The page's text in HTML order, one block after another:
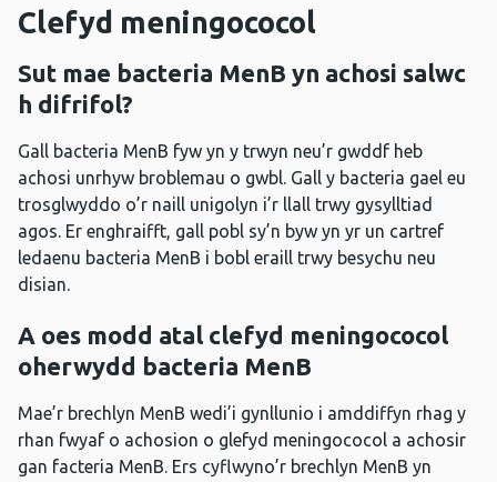
Clefyd meningococol
Sut mae bacteria MenB yn achosi salwc
h difrifol?
Gall bacteria MenB fyw yn y trwyn neu’r gwddf heb
achosi unrhyw broblemau o gwbl. Gall y bacteria gael eu
trosglwyddo o’r naill unigolyn i’r llall trwy gysylltiad
agos. Er enghraifft, gall pobl sy’n byw yn yr un cartref
ledaenu bacteria MenB i bobl eraill trwy besychu neu
disian.
A oes modd atal clefyd meningococol
oherwydd bacteria MenB
Mae’r brechlyn MenB wedi’i gynllunio i amddiffyn rhag y
rhan fwyaf o achosion o glefyd meningococol a achosir
gan facteria MenB. Ers cyflwyno’r brechlyn MenB yn